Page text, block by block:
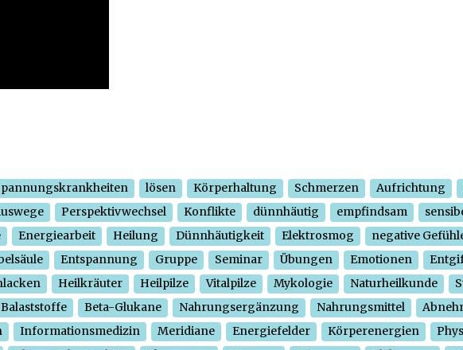
lösen Körperhaltung Schmerzen Aufrichtung
Perspektivwechsel Konflikte dünnhäutig empfindsam
Energiearbeit Heilung Dünnhäutigkeit Elektrosmog negative
Entspannung Gruppe Seminar Übungen Emotionen
Heilkräuter Heilpilze Vitalpilze Mykologie Naturheilkunde
Balaststoffe
Beta-Glukane Nahrungsergänzung Nahrungsmittel
Informationsmedizin Meridiane Energiefelder Körperenergien